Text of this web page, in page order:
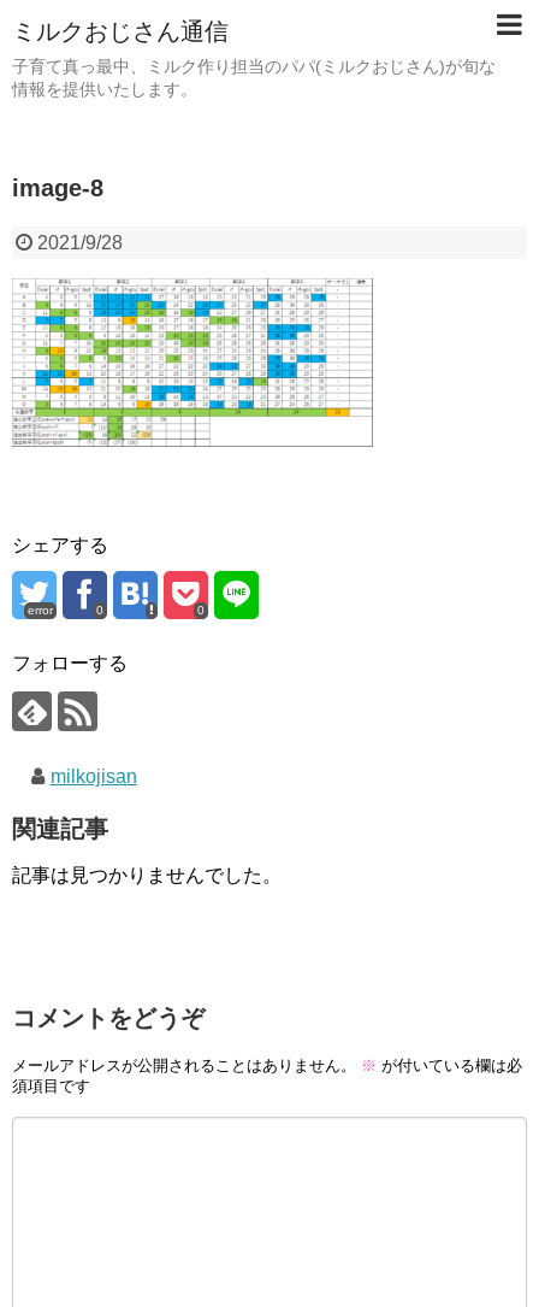
ミルクおじさん通信
子育て真っ最中、ミルク作り担当のパパ(ミルクおじさん)が旬な
情報を提供いたします。
image-8
2021/9/28
シェアする
error 0 0
フォローする
milkojisan
関連記事
記事は見つかりませんでした。
コメントをどうぞ
メールアドレスが公開されることはありません。 ※ が付いている欄は必
須項目です